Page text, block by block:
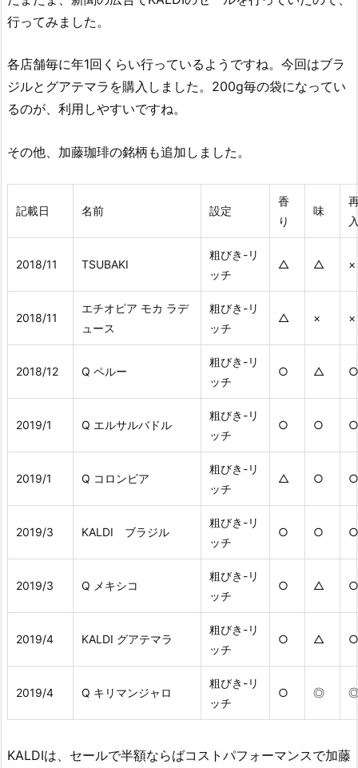
行ってみました。
各店舗毎に年1回くらい行っているようですね。今回はブラ
ジルとグアテマラを購入しました。200g毎の袋になってい
るのが、利用しやすいですね。
その他、加藤珈琲の銘柄も追加しました。
記載日 名前 設定
香
り
味
2018/11 TSUBAKI
粗びき-リ
ッチ
△ △ ×
2018/11
エチオピア モカ ラデ
ュース
粗びき-リ
ッチ
△ × ×
2018/12 Q ペルー
粗びき-リ
ッチ
○ △ ○
2019/1 Q エルサルバドル
粗びき-リ
ッチ
○ ○ ○
2019/1 Q コロンビア
粗びき-リ
ッチ
△ ○ ○
2019/3 KALDI ブラジル
粗びき-リ
ッチ
○ ○ ○
2019/3 Q メキシコ
粗びき-リ
ッチ
○ △ ○
2019/4 KALDI グアテマラ
粗びき-リ
ッチ
○ △ ○
2019/4 Q キリマンジャロ
粗びき-リ
ッチ
○ ◎
KALDIは、セールで半額ならばコストパフォーマンスで加藤